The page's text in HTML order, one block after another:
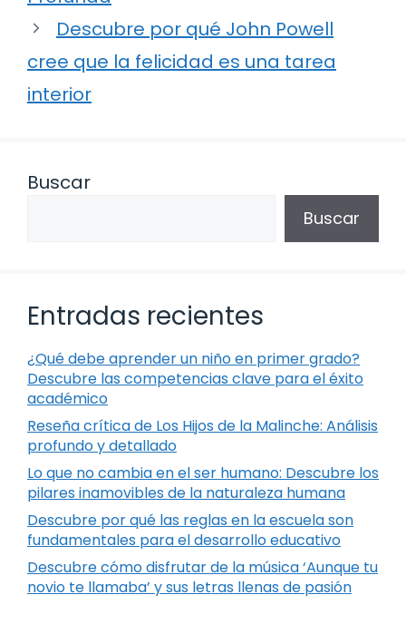
Descubre por qué John Powell
cree que la felicidad es una tarea
interior
Buscar
Buscar
Entradas recientes
¿Qué debe aprender un niño en primer grado?
Descubre las competencias clave para el éxito
académico
Reseña crítica de Los Hijos de la Malinche: Análisis
profundo y detallado
Lo que no cambia en el ser humano: Descubre los
pilares inamovibles de la naturaleza humana
Descubre por qué las reglas en la escuela son
fundamentales para el desarrollo educativo
Descubre cómo disfrutar de la música ‘Aunque tu
novio te llamaba’ y sus letras llenas de pasión